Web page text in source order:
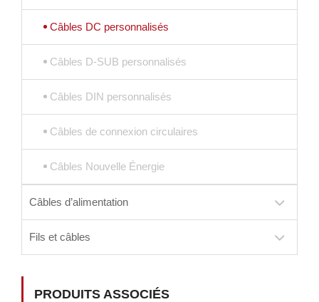
Câbles DC personnalisés
Câbles D-SUB personnalisés
Câbles DIN personnalisés
Câbles de connexion circulaires
Câbles Nouvelle Énergie
Câbles d’alimentation
Fils et câbles
PRODUITS ASSOCIÉS